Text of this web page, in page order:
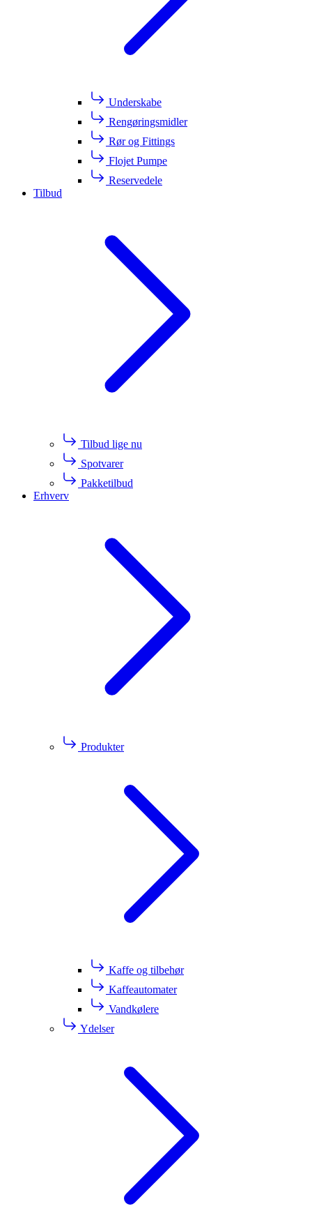
Underskabe
Rengøringsmidler
Rør og Fittings
Flojet Pumpe
Reservedele
Tilbud
Tilbud lige nu
Spotvarer
Pakketilbud
Erhverv
Produkter
Kaffe og tilbehør
Kaffeautomater
Vandkølere
Ydelser